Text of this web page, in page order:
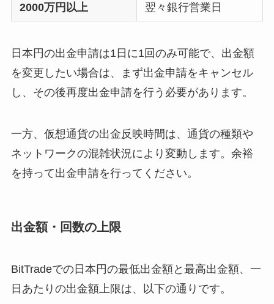
2000万円以上 翌々銀行営業日
日本円の出金申請は1日に1回のみ可能で、出金額
を変更したい場合は、まず出金申請をキャンセル
し、その後再度出金申請を行う必要があります。
一方、仮想通貨の出金反映時間は、通貨の種類や
ネットワークの混雑状況により変動します。余裕
を持って出金申請を行ってください。
出金額・回数の上限
BitTradeでの日本円の最低出金額と最高出金額、一
日あたりの出金額上限は、以下の通りです。